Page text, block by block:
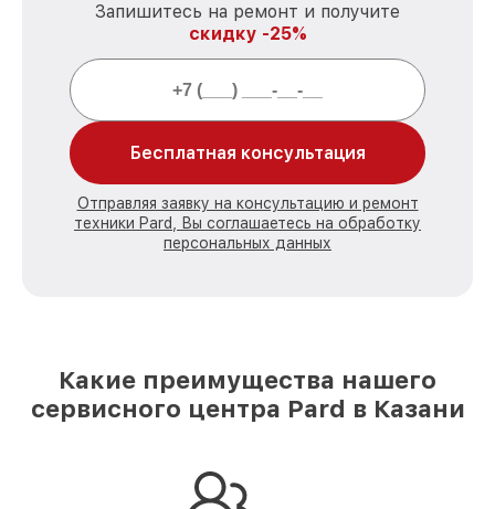
Запишитесь на ремонт и получите
скидку -25%
Бесплатная консультация
Отправляя заявку на консультацию и ремонт
техники Pard, Вы соглашаетесь на обработку
персональных данных
Какие преимущества нашего
сервисного центра Pard в Казани